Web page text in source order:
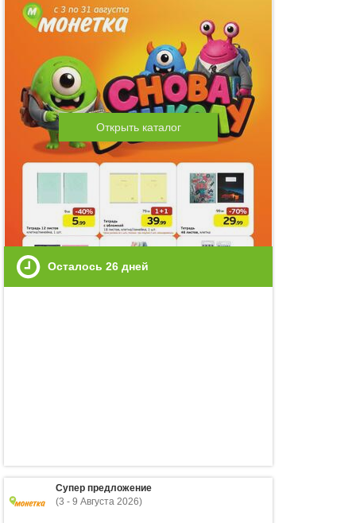
Открыть каталог
Осталось 26 дней
Супер предложение
(3 - 9 Августа 2026)